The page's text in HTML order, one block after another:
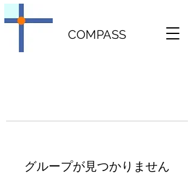
COMPASS
グループが見つかりません